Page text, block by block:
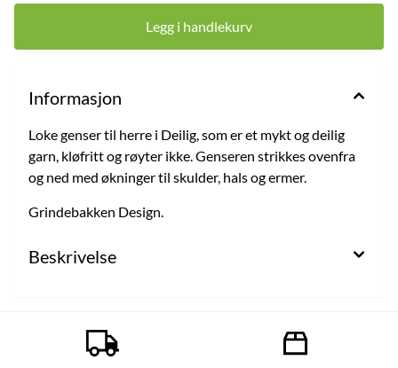
Legg i handlekurv
Informasjon
Loke genser til herre i Deilig, som er et mykt og deilig
garn, kløfritt og røyter ikke. Genseren strikkes ovenfra
og ned med økninger til skulder, hals og ermer.
Grindebakken Design.
Beskrivelse